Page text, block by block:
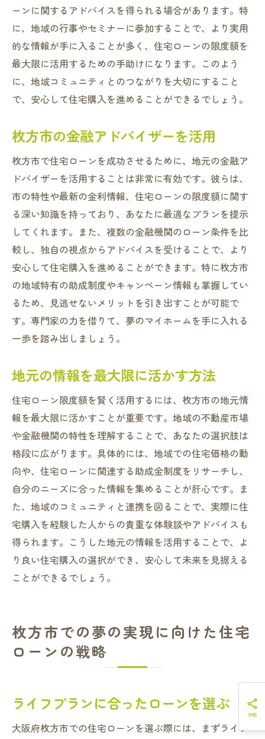
ーンに関するアドバイスを得られる場合があります。特
に、地域の行事やセミナーに参加することで、より実用
的な情報が手に入ることが多く、住宅ローンの限度額を
最大限に活用するための手助けになります。このよう
に、地域コミュニティとのつながりを大切にすること
で、安心して住宅購入を進めることができるでしょう。
枚方市の金融アドバイザーを活用
枚方市で住宅ローンを成功させるために、地元の金融ア
ドバイザーを活用することは非常に有効です。彼らは、
市の特性や最新の金利情報、住宅ローンの限度額に関す
る深い知識を持っており、あなたに最適なプランを提示
してくれます。また、複数の金融機関のローン条件を比
較し、独自の視点からアドバイスを受けることで、より
安心して住宅購入を進めることができます。特に枚方市
の地域特有の助成制度やキャンペーン情報も掌握してい
るため、見逃せないメリットを引き出すことが可能で
す。専門家の力を借りて、夢のマイホームを手に入れる
一歩を踏み出しましょう。
地元の情報を最大限に活かす方法
住宅ローン限度額を賢く活用するには、枚方市の地元情
報を最大限に活かすことが重要です。地域の不動産市場
や金融機関の特性を理解することで、あなたの選択肢は
格段に広がります。具体的には、地域での住宅価格の動
向や、住宅ローンに関連する助成金制度をリサーチし、
自分のニーズに合った情報を集めることが肝心です。ま
た、地域のコミュニティと連携を図ることで、実際に住
宅購入を経験した人からの貴重な体験談やアドバイスも
得られます。こうした地元の情報を活用することで、よ
り良い住宅購入の選択ができ、安心して未来を見据える
ことができるでしょう。
枚方市での夢の実現に向けた住宅
ローンの戦略
ライフプランに合ったローンを選ぶ
大阪府枚方市での住宅ローンを選ぶ際には、まずライフ